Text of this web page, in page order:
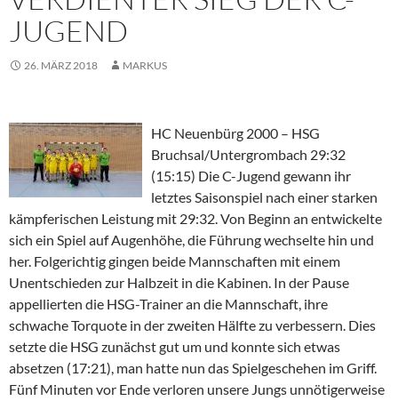
JUGEND
26. MÄRZ 2018 MARKUS
HC Neuenbürg 2000 – HSG
Bruchsal/Untergrombach 29:32
(15:15) Die C-Jugend gewann ihr
letztes Saisonspiel nach einer starken
kämpferischen Leistung mit 29:32. Von Beginn an entwickelte
sich ein Spiel auf Augenhöhe, die Führung wechselte hin und
her. Folgerichtig gingen beide Mannschaften mit einem
Unentschieden zur Halbzeit in die Kabinen. In der Pause
appellierten die HSG-Trainer an die Mannschaft, ihre
schwache Torquote in der zweiten Hälfte zu verbessern. Dies
setzte die HSG zunächst gut um und konnte sich etwas
absetzen (17:21), man hatte nun das Spielgeschehen im Griff.
Fünf Minuten vor Ende verloren unsere Jungs unnötigerweise